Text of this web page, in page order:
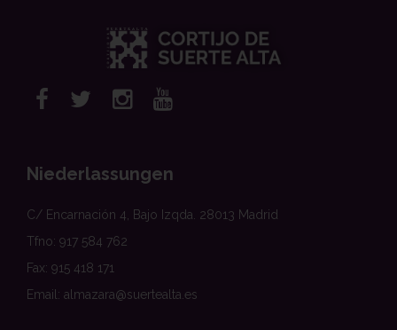
Niederlassungen
C/ Encarnación 4, Bajo Izqda. 28013 Madrid
Tfno: 917 584 762
Fax: 915 418 171
Email: almazara@suertealta.es